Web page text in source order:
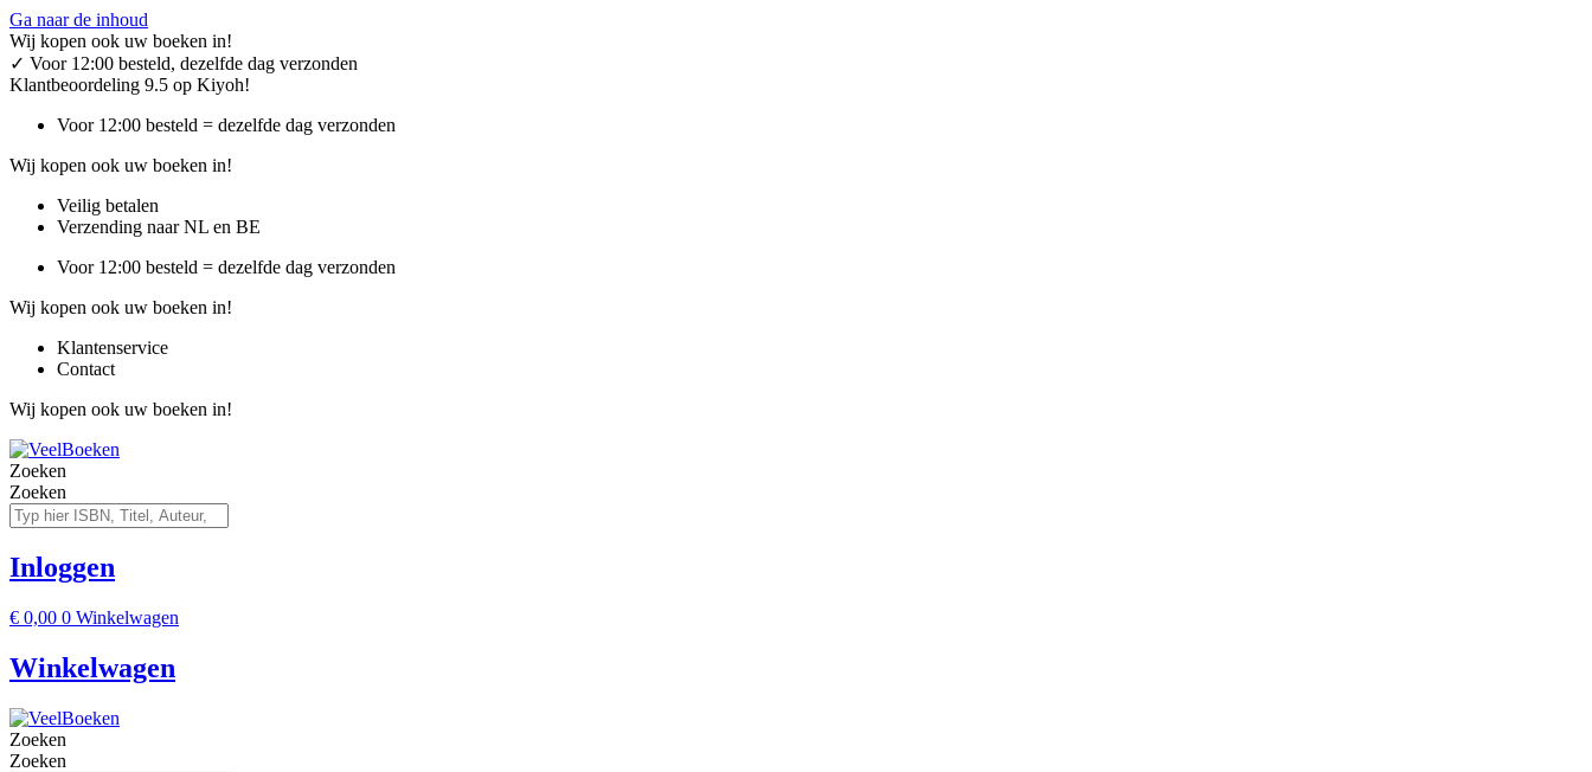
Ga naar de inhoud
Wij kopen ook uw boeken in!
✓ Voor 12:00 besteld, dezelfde dag verzonden
Klantbeoordeling 9.5 op Kiyoh!
Voor 12:00 besteld = dezelfde dag verzonden
Wij kopen ook uw boeken in!
Veilig betalen
Verzending naar NL en BE
Voor 12:00 besteld = dezelfde dag verzonden
Wij kopen ook uw boeken in!
Klantenservice
Contact
Wij kopen ook uw boeken in!
Zoeken
Zoeken
Inloggen
€ 0,00 0 Winkelwagen
Winkelwagen
Zoeken
Zoeken